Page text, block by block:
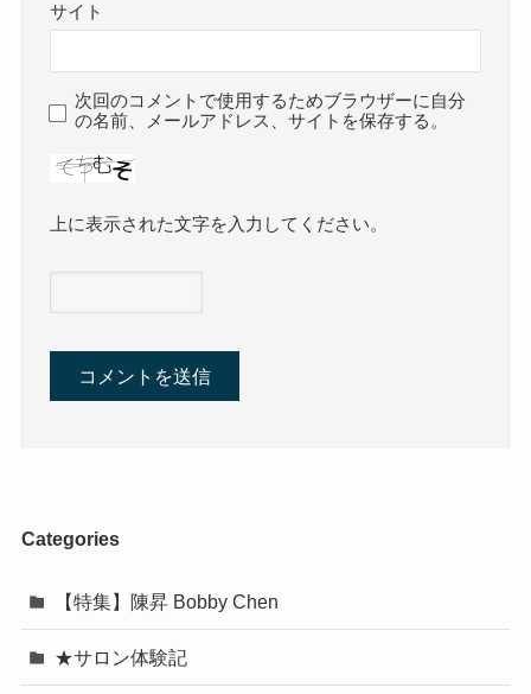
サイト
次回のコメントで使用するためブラウザーに自分
の名前、メールアドレス、サイトを保存する。
上に表示された文字を入力してください。
Categories
【特集】陳昇 Bobby Chen
★サロン体験記